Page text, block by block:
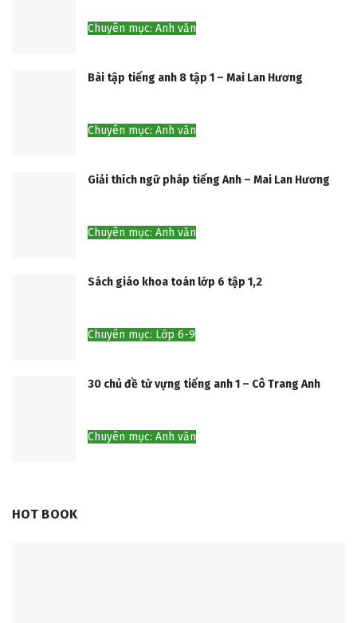
Chuyên mục: Anh văn
Bài tập tiếng anh 8 tập 1 – Mai Lan Hương
Chuyên mục: Anh văn
Giải thích ngữ pháp tiếng Anh – Mai Lan Hương
Chuyên mục: Anh văn
Sách giáo khoa toán lớp 6 tập 1,2
Chuyên mục: Lớp 6-9
30 chủ đề từ vựng tiếng anh 1 – Cô Trang Anh
Chuyên mục: Anh văn
HOT BOOK